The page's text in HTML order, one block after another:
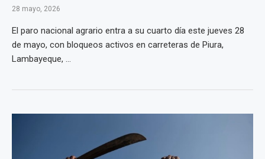
28 mayo, 2026
El paro nacional agrario entra a su cuarto día este jueves 28
de mayo, con bloqueos activos en carreteras de Piura,
Lambayeque, ...